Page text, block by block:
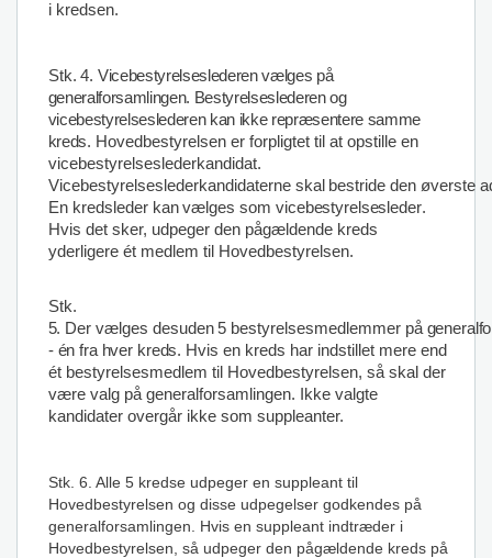
i kredsen.
Stk. 4. Vicebestyrelseslederen vælges på
generalforsamlingen. Bestyrelseslederen og
vicebestyrelseslederen kan ikke repræsentere samme
kreds. Hovedbestyrelsen er forpligtet til at opstille en
vicebestyrelseslederkandidat.
Vicebestyrelseslederkandidaterne skal bestride den øverste
En kredsleder kan vælges som vicebestyrelsesleder.
Hvis det sker, udpeger den pågældende kreds
yderligere ét medlem til Hovedbestyrelsen.
Stk.
5. Der vælges desuden 5 bestyrelsesmedlemmer på
- én fra hver kreds. Hvis en kreds har indstillet mere end
ét bestyrelsesmedlem til Hovedbestyrelsen, så skal der
være valg på generalforsamlingen. Ikke valgte
kandidater overgår ikke som suppleanter.
Stk. 6. Alle 5 kredse udpeger en suppleant til
Hovedbestyrelsen og disse udpegelser godkendes på
generalforsamlingen. Hvis en suppleant indtræder i
Hovedbestyrelsen, så udpeger den pågældende kreds på